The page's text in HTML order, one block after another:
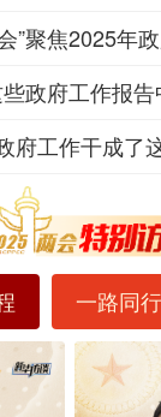
”聚焦2025年
些政府工作报告
府工作干成了
一路同